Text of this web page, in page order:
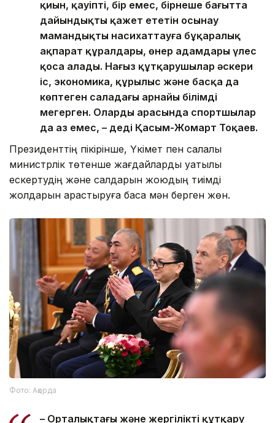
қиын, қауіпті, бір емес, бірнеше бағытта
дайындықты қажет ететін осынау
мамандықты насихаттауға бұқаралық
ақпарат құралдары, өнер адамдары үлес
қоса алады. Нағыз құтқарушылар әскери
іс, экономика, құрылыс және басқа да
көптеген саладағы арнайы білімді
меңгерген. Олардың арасында спортшылар
да аз емес, – деді Қасым-Жомарт Тоқаев.
Президенттің пікірінше, Үкімет пен салалық
министрлік төтенше жағдайларды уақтылы
ескертудің және салдарын жоюдың тиімді
жолдарын қарастыруға баса мән берген жөн.
Фото: Ақорда
– Орталықтағы және жергілікті құтқару